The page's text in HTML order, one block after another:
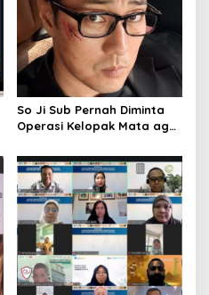
So Ji Sub Pernah Diminta
Operasi Kelopak Mata agar
Jadi Ikonnya